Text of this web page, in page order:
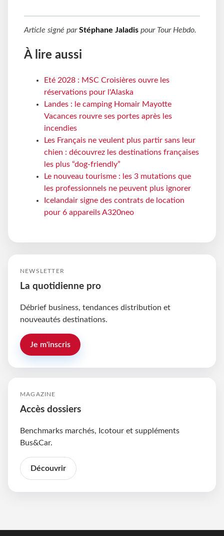
Article signé parStéphane Jaladis pour Tour Hebdo.
À lire aussi
Eté 2028 : MSC Croisières ouvre les
réservations pour l'Alaska
Landes : le camping Homair Mayotte
Vacances rouvre ses portes après les
incendies
Les Français ne veulent plus partir sans leur
chien : découvrez les destinations françaises
les plus “dog-friendly”
Le nouveau tourisme : les 3 mutations que
les professionnels ne peuvent plus ignorer
Icelandair signe des contrats de location
pour 6 appareils A320neo
NEWSLETTER
La quotidienne pro
Débrief business, tendances distribution et
nouveautés destinations.
Je m'inscris
MAGAZINE
Accès dossiers
Benchmarks marchés, Icotour et suppléments
Bus&Car.
Découvrir